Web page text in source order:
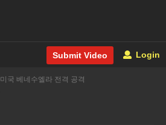
Submit Video Login
미국 베네수엘라 전격 공격